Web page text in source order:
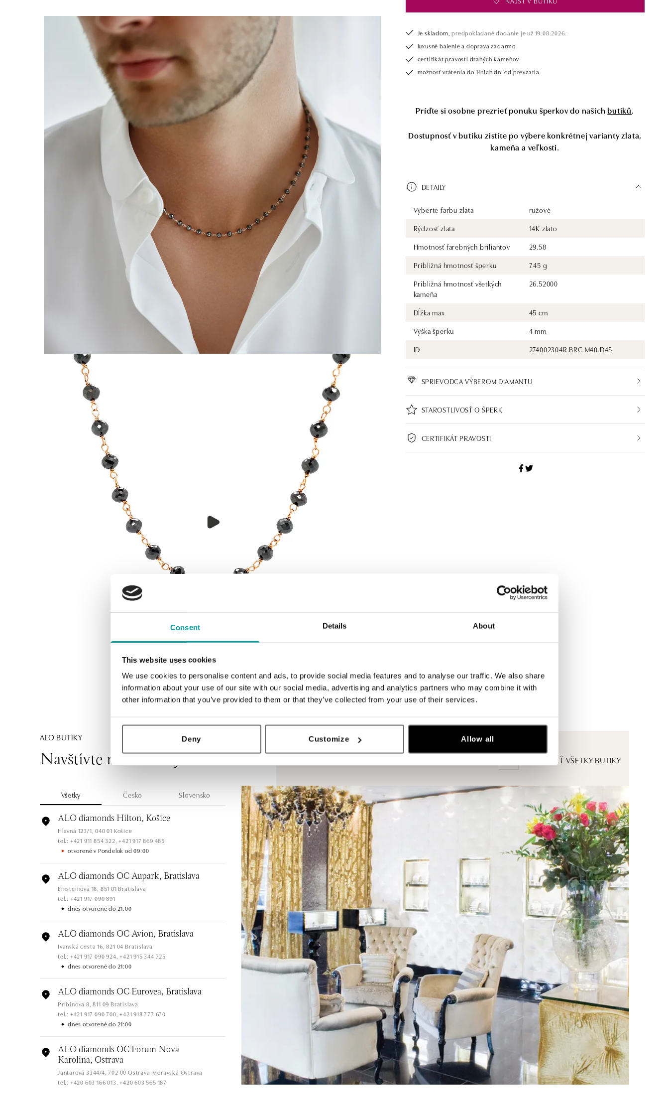
Consent Details About
This website uses cookies
We use cookies to personalise content and ads, to provide social media features and to analyse our traffic. We also share
information about your use of our site with our social media, advertising and analytics partners who may combine it with
other information that you’ve provided to them or that they’ve collected from your use of their services.
Deny Customize Allow all
Je skladom, predpokladané dodanie je už 19.08.2026.
luxusné balenie a doprava zadarmo
certifikát pravosti drahých kameňov
možnosť vrátenia do 14tich dní od prevzatia
Príďte si osobne prezrieť ponuku šperkov do našichbutiků.
Dostupnosť v butiku zistíte po výbere konkrétnej varianty zlata,
kameňa a veľkosti.
DETAILY
Vyberte farbu zlata
ružové
Rýdzosť zlata
14K zlato
Hmotnosť farebných briliantov
29.58
Približná hmotnosť šperku
7.45 g
Približná hmotnosť všetkých
kameňa
26.52000
Dĺžka max
45 cm
Výška šperku
4 mm
ID
274002304R.BRC.M40.D45
SPRIEVODCA VÝBEROM DIAMANTU
STAROSTLIVOSŤ O ŠPERK
CERTIFIKÁT PRAVOSTI
ALO BUTIKY
Navštívte naše butiky ZOBRAZIŤ VŠETKY BUTIKY
Všetky Česko Slovensko
ALO diamonds Hilton, Košice
Hlavná 123/1, 040 01 Košice
tel.: +421 911 854 322, +421 917 869 485
otvorené v Pondelok od 09:00
ALO diamonds OC Aupark, Bratislava
Einsteinova 18, 851 01 Bratislava
tel.: +421 917 090 891
dnes otvorené do 21:00
ALO diamonds OC Avion, Bratislava
Ivanská cesta 16, 821 04 Bratislava
tel.: +421 917 090 924, +421 915 344 725
dnes otvorené do 21:00
ALO diamonds OC Eurovea, Bratislava
Pribinova 8, 811 09 Bratislava
tel.: +421 917 090 700, +421 918 777 670
dnes otvorené do 21:00
ALO diamonds OC Forum Nová
Karolina, Ostrava
Jantarová 3344/4, 702 00 Ostrava-Moravská Ostrava
tel.: +420 603 166 013, +420 603 565 187